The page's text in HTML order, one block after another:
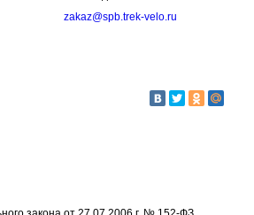
zakaz@spb.trek-velo.ru